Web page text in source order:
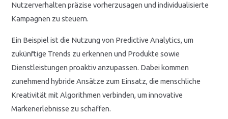
Nutzerverhalten präzise vorherzusagen und individualisierte
Kampagnen zu steuern.
Ein Beispiel ist die Nutzung von Predictive Analytics, um
zukünftige Trends zu erkennen und Produkte sowie
Dienstleistungen proaktiv anzupassen. Dabei kommen
zunehmend hybride Ansätze zum Einsatz, die menschliche
Kreativität mit Algorithmen verbinden, um innovative
Markenerlebnisse zu schaffen.